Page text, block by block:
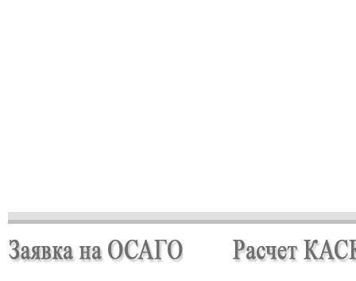
РОСГОССТРАХ в новом учебном году продолжает
РОСГОССТРАХ в Удмуртии застраховал сельхозпроизводителей
около 200 млн рублей